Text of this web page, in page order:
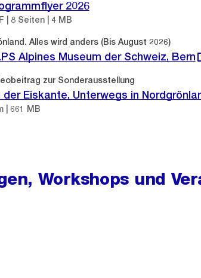
2026
| 8 Seiten | 4 MB
Alles wird anders (Bis August 2026)
Alpines Museum der Schweiz, Bern
zur Sonderausstellung
der Eiskante. Unterwegs in
| 661 MB
Workshops und